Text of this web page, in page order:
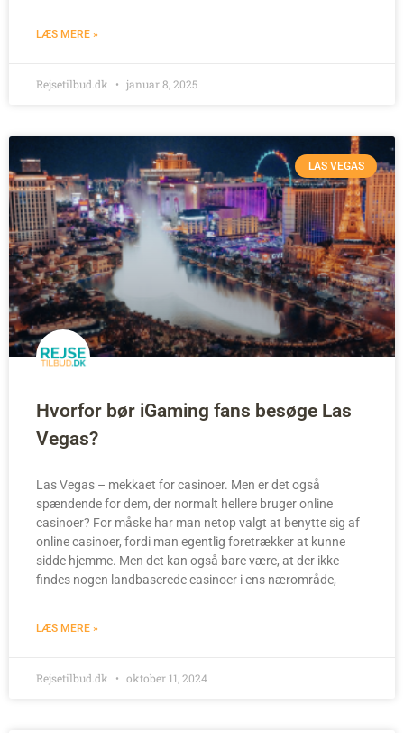
LÆS MERE »
Rejsetilbud.dk januar 8, 2025
LAS VEGAS
Hvorfor bør iGaming fans besøge Las
Vegas?
Las Vegas – mekkaet for casinoer. Men er det også
spændende for dem, der normalt hellere bruger online
casinoer? For måske har man netop valgt at benytte sig af
online casinoer, fordi man egentlig foretrækker at kunne
sidde hjemme. Men det kan også bare være, at der ikke
findes nogen landbaserede casinoer i ens nærområde,
LÆS MERE »
Rejsetilbud.dk oktober 11, 2024